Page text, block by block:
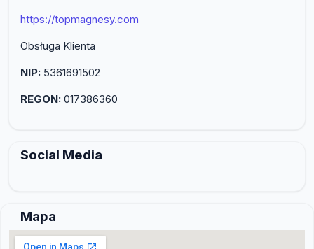
https://topmagnesy.com
Obsługa Klienta
NIP: 5361691502
REGON: 017386360
Social Media
Mapa